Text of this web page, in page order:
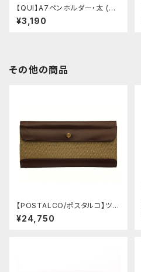
【QUI】A7ペンホルダー・太 (ブ
ラック)
¥3,190
その他の商品
【POSTALCO/ポスタルコ】ツー
ルボックス (Olive Green)
¥24,750